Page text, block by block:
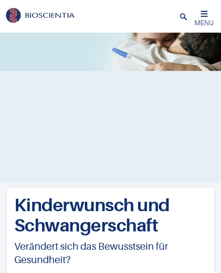
Schließen
MENU
Kinderwunsch und
Schwangerschaft
Verändert sich das Bewusstsein für
Gesundheit?